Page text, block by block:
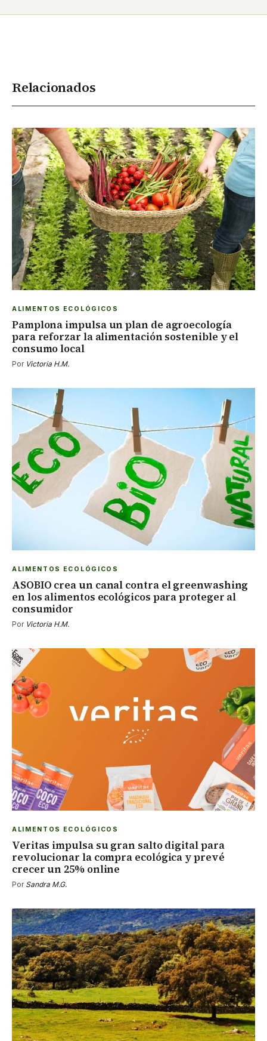
Relacionados
ALIMENTOS ECOLÓGICOS
Pamplona impulsa un plan de agroecología
para reforzar la alimentación sostenible y el
consumo local
Por Victoria H.M.
ALIMENTOS ECOLÓGICOS
ASOBIO crea un canal contra el greenwashing
en los alimentos ecológicos para proteger al
consumidor
Por Victoria H.M.
ALIMENTOS ECOLÓGICOS
Veritas impulsa su gran salto digital para
revolucionar la compra ecológica y prevé
crecer un 25% online
Por Sandra M.G.